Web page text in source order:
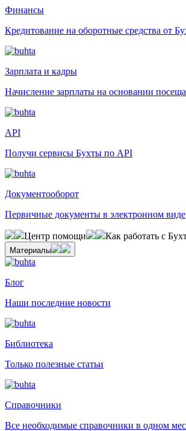
Финансы
Кредитование на оборотные средства от
Зарплата и кадры
Начисление зарплаты на основании
API
Получи сервисы Бухты по API
Документооборот
Первичные документы в электронном виде
Центр помощи Как работать с
Материалы
Блог
Наши последние новости
Библиотека
Только полезные статьи
Справочники
Все необходимые справочники в одном